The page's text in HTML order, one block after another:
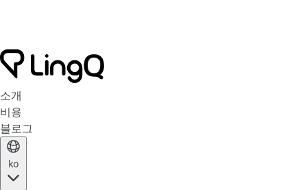
소개
비용
블로그
ko